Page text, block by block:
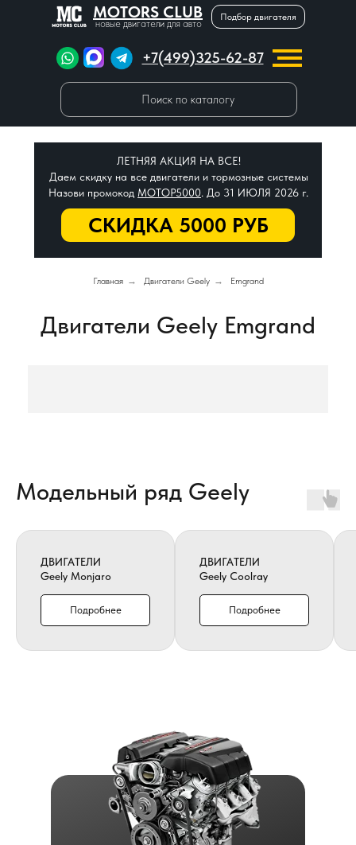
MOTORS CLUB
новые двигатели для авто
Подбор двигателя
+7(499)325-62-87
Поиск по каталогу
СКИДКА 5000 РУБ
ЛЕТНЯЯ АКЦИЯ НА ВСЕ!
Даем скидку на все двигатели и тормозные системы
Назови промокод МОТОР5000. До 31 ИЮЛЯ 2026 г.
Главная → Двигатели Geely → Emgrand
Двигатели Geely Emgrand
Модельный ряд Geely
ДВИГАТЕЛИ
Geely Monjaro
Подробнее
ДВИГАТЕЛИ
Geely Coolray
Подробнее